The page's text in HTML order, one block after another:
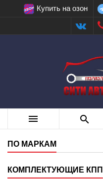
Купить на озон
 
ПО МАРКАМ
КОМПЛЕКТУЮЩИЕ КПП